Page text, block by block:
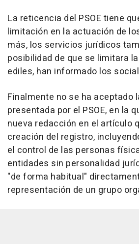
La reticencia del PSOE tiene
limitación en la actuación de
más, los servicios jurídicos
posibilidad de que se limitara
ediles, han informado los
Finalmente no se ha aceptado
presentada por el PSOE, en la
nueva redacción en el artículo
creación del registro,
el control de las personas
entidades sin personalidad
"de forma habitual"
representación de un grupo